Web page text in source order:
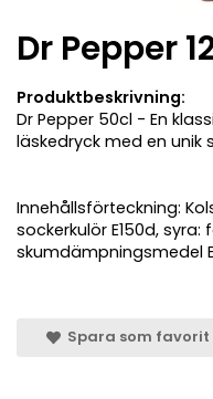
Dr Pepper
Produktbeskrivning:
Dr Pepper 50cl - En
läskedryck med en
Innehållsförteckning:
sockerkulör E150d,
skumdämpningsmedel
Spara som favorit